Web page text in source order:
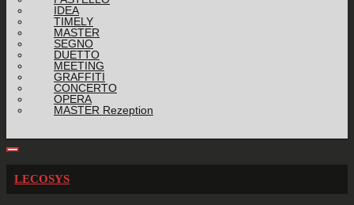
IDEA
TIMELY
MASTER
SEGNO
DUETTO
MEETING
GRAFFITI
CONCERTO
OPERA
MASTER Rezeption
LECOSYS